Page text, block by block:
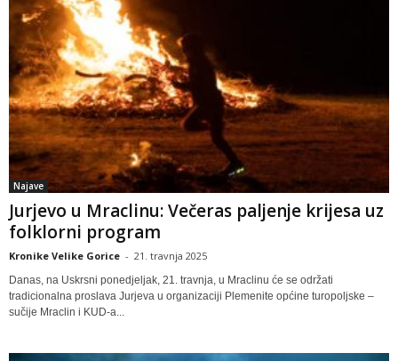
Najave
Jurjevo u Mraclinu: Večeras paljenje krijesa uz
folklorni program
Kronike Velike Gorice - 21. travnja 2025
Danas, na Uskrsni ponedjeljak, 21. travnja, u Mraclinu će se održati
tradicionalna proslava Jurjeva u organizaciji Plemenite općine turopoljske –
sučije Mraclin i KUD-a...